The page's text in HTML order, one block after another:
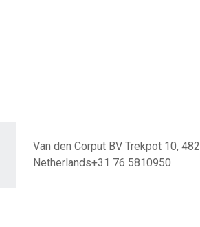
Van den Corput BV Trekpot 10,
Netherlands+31 76 5810950